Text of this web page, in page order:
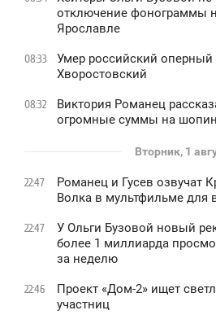
отключение фонограммы
Ярославле
08:33
Умер российский
Хворостовский
08:32
Виктория Романец
огромные суммы на
Вторник, 1
22:47
Романец и Гусев озвучат
Волка в мультфильме для
22:47
У Ольги Бузовой новый
более 1 миллиарда
за неделю
22:46
Проект «Дом-2» ищет
участниц